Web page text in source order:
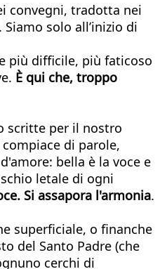
convegni, tradotta nei
solo all’inizio di
più difficile, più faticoso
È qui che, troppo
scritte per il nostro
di parole,
bella è la voce e
letale di ogni
Si assapora l'armonia.
superficiale, o finanche
del Santo Padre (che
cerchi di